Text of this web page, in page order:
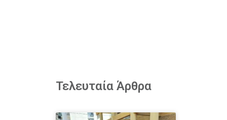
Τελευταία Άρθρα